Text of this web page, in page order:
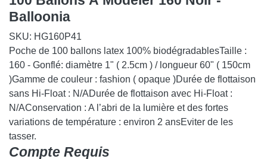
Balloonia
SKU: HG160P41
Poche de 100 ballons latex 100% biodégradablesTaille :
160 - Gonflé: diamètre 1" ( 2.5cm ) / longueur 60" ( 150cm
)Gamme de couleur : fashion ( opaque )Durée de
flottaison sans Hi-Float : N/ADurée de flottaison avec Hi-
Float : N/AConservation : A l’abri de la lumière et des
fortes variations de température : environ 2 ansEviter de
les tasser.
Compte Requis